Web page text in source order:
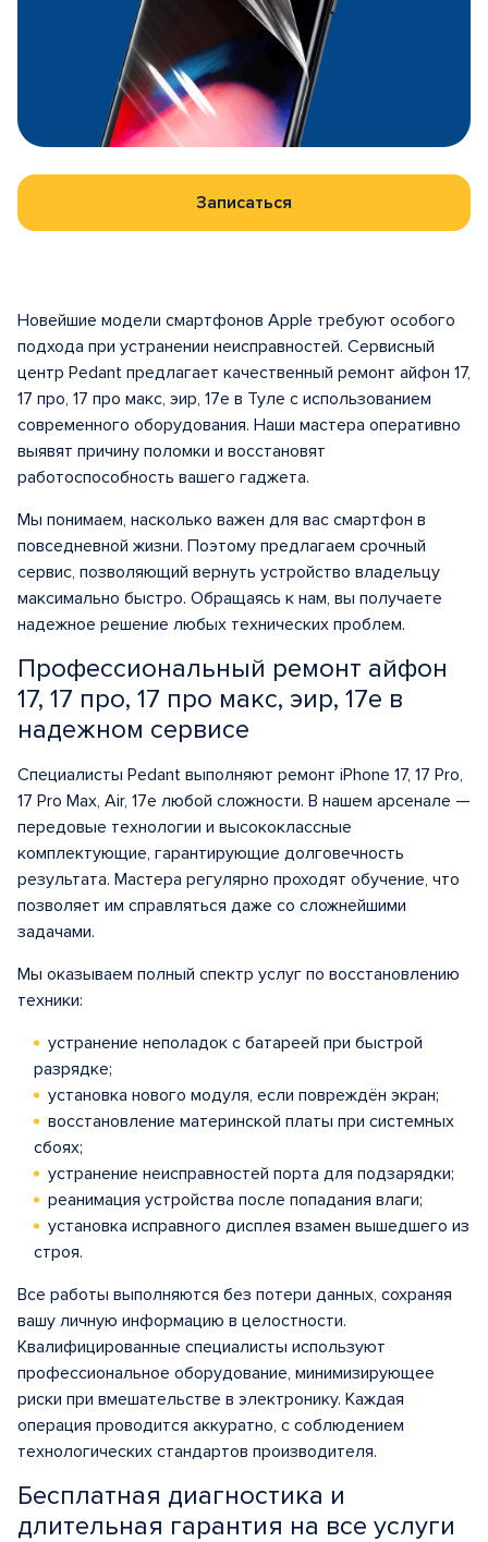
Записаться
Новейшие модели смартфонов Apple требуют особого
подхода при устранении неисправностей. Сервисный
центр Pedant предлагает качественный ремонт айфон 17,
17 про, 17 про макс, эир, 17е в Туле с использованием
современного оборудования. Наши мастера оперативно
выявят причину поломки и восстановят
работоспособность вашего гаджета.
Мы понимаем, насколько важен для вас смартфон в
повседневной жизни. Поэтому предлагаем срочный
сервис, позволяющий вернуть устройство владельцу
максимально быстро. Обращаясь к нам, вы получаете
надежное решение любых технических проблем.
Профессиональный ремонт айфон
17, 17 про, 17 про макс, эир, 17е в
надежном сервисе
Специалисты Pedant выполняют ремонт iPhone 17, 17 Pro,
17 Pro Max, Air, 17e любой сложности. В нашем арсенале —
передовые технологии и высококлассные
комплектующие, гарантирующие долговечность
результата. Мастера регулярно проходят обучение, что
позволяет им справляться даже со сложнейшими
задачами.
Мы оказываем полный спектр услуг по восстановлению
техники:
устранение неполадок с батареей при быстрой
разрядке;
установка нового модуля, если повреждён экран;
восстановление материнской платы при системных
сбоях;
устранение неисправностей порта для подзарядки;
реанимация устройства после попадания влаги;
установка исправного дисплея взамен вышедшего из
строя.
Все работы выполняются без потери данных, сохраняя
вашу личную информацию в целостности.
Квалифицированные специалисты используют
профессиональное оборудование, минимизирующее
риски при вмешательстве в электронику. Каждая
операция проводится аккуратно, с соблюдением
технологических стандартов производителя.
Бесплатная диагностика и
длительная гарантия на все услуги